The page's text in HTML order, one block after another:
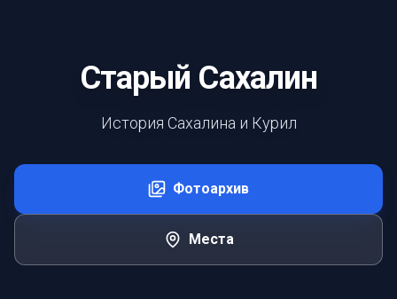
Старый Сахалин
История Сахалина и Курил
Фотоархив
Места